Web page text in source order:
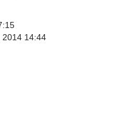
2014 14:44